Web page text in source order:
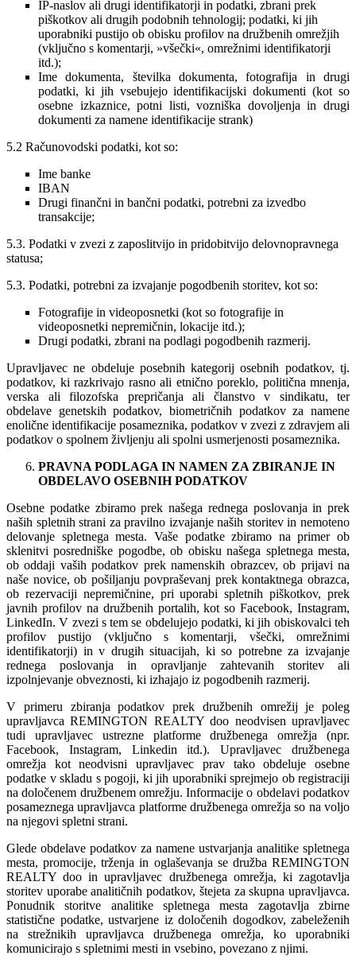
IP-naslov ali drugi identifikatorji in podatki, zbrani prek
piškotkov ali drugih podobnih tehnologij; podatki, ki jih
uporabniki pustijo ob obisku profilov na družbenih omrežjih
(vključno s komentarji, »všečki«, omrežnimi identifikatorji
itd.);
Ime dokumenta, številka dokumenta, fotografija in drugi
podatki, ki jih vsebujejo identifikacijski dokumenti (kot so
osebne izkaznice, potni listi, vozniška dovoljenja in drugi
dokumenti za namene identifikacije strank)
5.2 Računovodski podatki, kot so:
Ime banke
IBAN
Drugi finančni in bančni podatki, potrebni za izvedbo
transakcije;
5.3. Podatki v zvezi z zaposlitvijo in pridobitvijo delovnopravnega
statusa;
5.3. Podatki, potrebni za izvajanje pogodbenih storitev, kot so:
Fotografije in videoposnetki (kot so fotografije in
videoposnetki nepremičnin, lokacije itd.);
Drugi podatki, zbrani na podlagi pogodbenih razmerij.
Upravljavec ne obdeluje posebnih kategorij osebnih podatkov, tj.
podatkov, ki razkrivajo rasno ali etnično poreklo, politična mnenja,
verska ali filozofska prepričanja ali članstvo v sindikatu, ter
obdelave genetskih podatkov, biometričnih podatkov za namene
enolične identifikacije posameznika, podatkov v zvezi z zdravjem ali
podatkov o spolnem življenju ali spolni usmerjenosti posameznika.
PRAVNA PODLAGA IN NAMEN ZA ZBIRANJE IN
OBDELAVO OSEBNIH PODATKOV
Osebne podatke zbiramo prek našega rednega poslovanja in prek
naših spletnih strani za pravilno izvajanje naših storitev in nemoteno
delovanje spletnega mesta. Vaše podatke zbiramo na primer ob
sklenitvi posredniške pogodbe, ob obisku našega spletnega mesta,
ob oddaji vaših podatkov prek namenskih obrazcev, ob prijavi na
naše novice, ob pošiljanju povpraševanj prek kontaktnega obrazca,
ob rezervaciji nepremičnine, pri uporabi spletnih piškotkov, prek
javnih profilov na družbenih portalih, kot so Facebook, Instagram,
LinkedIn. V zvezi s tem se obdelujejo podatki, ki jih obiskovalci teh
profilov pustijo (vključno s komentarji, všečki, omrežnimi
identifikatorji) in v drugih situacijah, ki so potrebne za izvajanje
rednega poslovanja in opravljanje zahtevanih storitev ali
izpolnjevanje obveznosti, ki izhajajo iz pogodbenih razmerij.
V primeru zbiranja podatkov prek družbenih omrežij je poleg
upravljavca REMINGTON REALTY doo neodvisen upravljavec
tudi upravljavec ustrezne platforme družbenega omrežja (npr.
Facebook, Instagram, Linkedin itd.). Upravljavec družbenega
omrežja kot neodvisni upravljavec prav tako obdeluje osebne
podatke v skladu s pogoji, ki jih uporabniki sprejmejo ob registraciji
na določenem družbenem omrežju. Informacije o obdelavi podatkov
posameznega upravljavca platforme družbenega omrežja so na voljo
na njegovi spletni strani.
Glede obdelave podatkov za namene ustvarjanja analitike spletnega
mesta, promocije, trženja in oglaševanja se družba REMINGTON
REALTY doo in upravljavec družbenega omrežja, ki zagotavlja
storitev uporabe analitičnih podatkov, štejeta za skupna upravljavca.
Ponudnik storitve analitike spletnega mesta zagotavlja zbirne
statistične podatke, ustvarjene iz določenih dogodkov, zabeleženih
na strežnikih upravljavca družbenega omrežja, ko uporabniki
komunicirajo s spletnimi mesti in vsebino, povezano z njimi.